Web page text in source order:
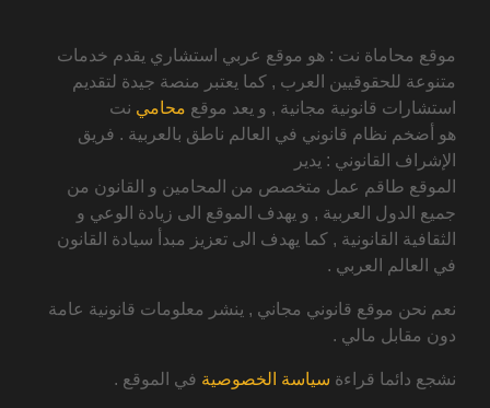
موقع محاماة نت : هو موقع عربي استشاري يقدم خدمات
متنوعة للحقوقيين العرب , كما يعتبر منصة جيدة لتقديم
استشارات قانونية مجانية , و يعد موقع محامي نت
هو أضخم نظام قانوني في العالم ناطق بالعربية . فريق
الإشراف القانوني : يدير
الموقع طاقم عمل متخصص من المحامين و القانون من
جميع الدول العربية , و يهدف الموقع الى زيادة الوعي و
الثقافية القانونية , كما يهدف الى تعزيز مبدأ سيادة القانون
في العالم العربي .
نعم نحن موقع قانوني مجاني , ينشر معلومات قانونية عامة
دون مقابل مالي .
نشجع دائما قراءة سياسة الخصوصية في الموقع .